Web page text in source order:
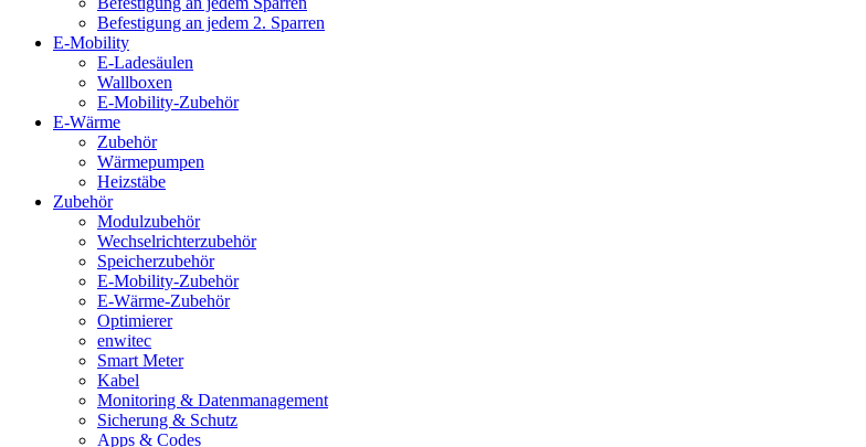
Befestigung an jedem 2. Sparren
E-Mobility
E-Ladesäulen
Wallboxen
E-Mobility-Zubehör
E-Wärme
Zubehör
Wärmepumpen
Heizstäbe
Zubehör
Modulzubehör
Wechselrichterzubehör
Speicherzubehör
E-Mobility-Zubehör
E-Wärme-Zubehör
Optimierer
enwitec
Smart Meter
Kabel
Monitoring & Datenmanagement
Sicherung & Schutz
Apps & Codes